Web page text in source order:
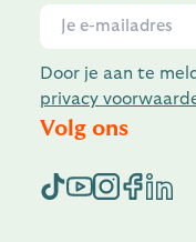
Door je aan te
privacy
Volg ons